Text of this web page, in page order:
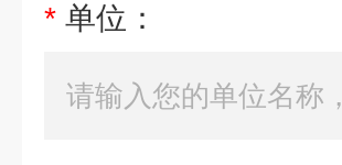
* 单位：